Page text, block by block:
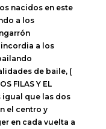
nacidos en este
a los
a los
de baile, (
FILAS Y EL
igual que las dos
el centro y
en cada vuelta a